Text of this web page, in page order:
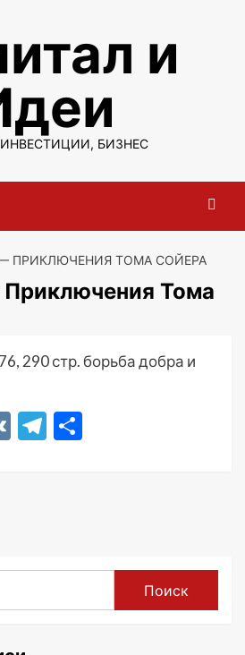
и
БИЗНЕС
ПРИКЛЮЧЕНИЯ ТОМА СОЙЕРА
Тома
290 стр. борьба добра и
VK Telegram
Поиск